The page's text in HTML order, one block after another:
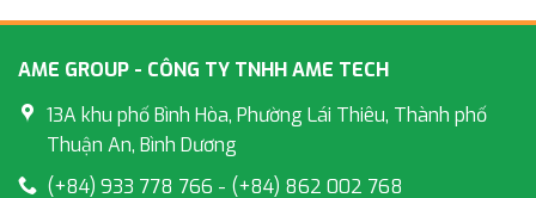
AME GROUP - CÔNG TY TNHH AME TECH
13A khu phố Bình Hòa, Phường Lái Thiêu, Thành phố
Thuận An, Bình Dương
(+84) 933 778 766 - (+84) 862 002 768